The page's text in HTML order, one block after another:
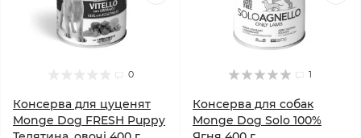
0
Консерва для цуценят
Monge Dog FRESH Puppy
1
Консерва для собак
Monge Dog Solo 100%